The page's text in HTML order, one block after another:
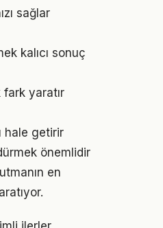
sağlar
kalıcı sonuç
yaratır
hale getirir
önemlidir
en